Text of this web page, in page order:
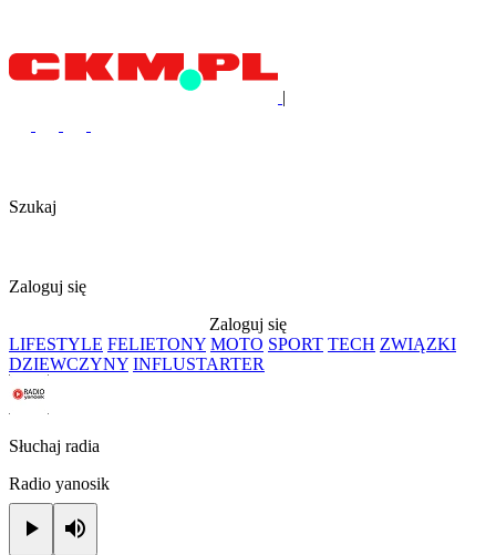
|
Szukaj
Zaloguj się
Zaloguj się
LIFESTYLE FELIETONY MOTO SPORT TECH ZWIĄZKI
DZIEWCZYNY INFLUSTARTER
Słuchaj radia
Radio yanosik
Play